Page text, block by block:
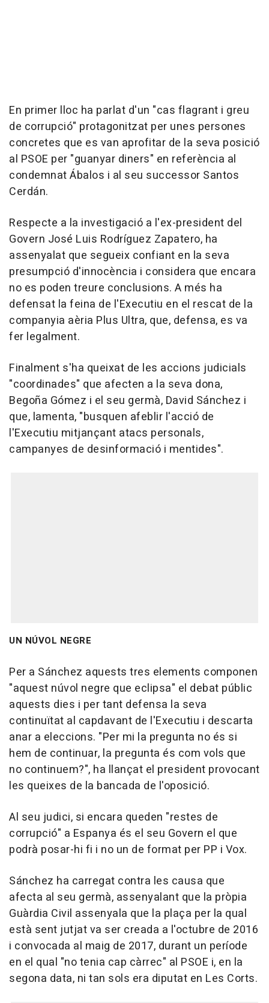
En primer lloc ha parlat d'un "cas flagrant i greu
de corrupció" protagonitzat per unes persones
concretes que es van aprofitar de la seva posició
al PSOE per "guanyar diners" en referència al
condemnat Ábalos i al seu successor Santos
Cerdán.
Respecte a la investigació a l'ex-president del
Govern José Luis Rodríguez Zapatero, ha
assenyalat que segueix confiant en la seva
presumpció d'innocència i considera que encara
no es poden treure conclusions. A més ha
defensat la feina de l'Executiu en el rescat de la
companyia aèria Plus Ultra, que, defensa, es va
fer legalment.
Finalment s'ha queixat de les accions judicials
"coordinades" que afecten a la seva dona,
Begoña Gómez i el seu germà, David Sánchez i
que, lamenta, "busquen afeblir l'acció de
l'Executiu mitjançant atacs personals,
campanyes de desinformació i mentides".
UN NÚVOL NEGRE
Per a Sánchez aquests tres elements componen
"aquest núvol negre que eclipsa" el debat públic
aquests dies i per tant defensa la seva
continuïtat al capdavant de l'Executiu i descarta
anar a eleccions. "Per mi la pregunta no és si
hem de continuar, la pregunta és com vols que
no continuem?", ha llançat el president provocant
les queixes de la bancada de l'oposició.
Al seu judici, si encara queden "restes de
corrupció" a Espanya és el seu Govern el que
podrà posar-hi fi i no un de format per PP i Vox.
Sánchez ha carregat contra les causa que
afecta al seu germà, assenyalant que la pròpia
Guàrdia Civil assenyala que la plaça per la qual
està sent jutjat va ser creada a l'octubre de 2016
i convocada al maig de 2017, durant un període
en el qual "no tenia cap càrrec" al PSOE i, en la
segona data, ni tan sols era diputat en Les Corts.